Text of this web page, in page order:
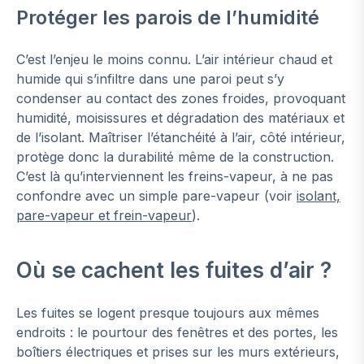
Protéger les parois de l’humidité
C’est l’enjeu le moins connu. L’air intérieur chaud et
humide qui s’infiltre dans une paroi peut s’y
condenser au contact des zones froides, provoquant
humidité, moisissures et dégradation des matériaux et
de l’isolant. Maîtriser l’étanchéité à l’air, côté intérieur,
protège donc la durabilité même de la construction.
C’est là qu’interviennent les freins-vapeur, à ne pas
confondre avec un simple pare-vapeur (voir isolant,
pare-vapeur et frein-vapeur).
Où se cachent les fuites d’air ?
Les fuites se logent presque toujours aux mêmes
endroits : le pourtour des fenêtres et des portes, les
boîtiers électriques et prises sur les murs extérieurs,